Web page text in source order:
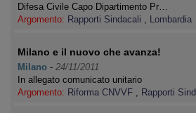
Difesa Civile Capo Dipartimento Pr…
Argomento: Rapporti Sindacali , Lombardia
Milano e il nuovo che avanza!
Milano - 24/11/2011
In allegato comunicato unitario
Argomento: Riforma CNVVF , Rapporti